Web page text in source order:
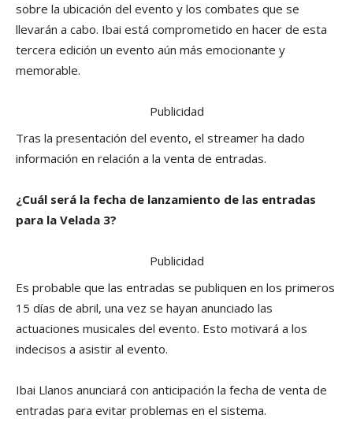
sobre la ubicación del evento y los combates que se
llevarán a cabo. Ibai está comprometido en hacer de esta
tercera edición un evento aún más emocionante y
memorable.
Publicidad
Tras la presentación del evento, el streamer ha dado
información en relación a la venta de entradas.
¿Cuál será la fecha de lanzamiento de las entradas
para la Velada 3?
Publicidad
Es probable que las entradas se publiquen en los primeros
15 días de abril, una vez se hayan anunciado las
actuaciones musicales del evento. Esto motivará a los
indecisos a asistir al evento.
Ibai Llanos anunciará con anticipación la fecha de venta de
entradas para evitar problemas en el sistema.